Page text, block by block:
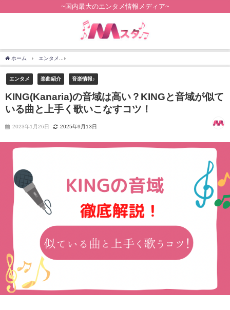
~国内最大のエンタメ情報メディア~
ホーム エンタメ
エンタメ 楽曲紹介 音楽情報♪
KING(Kanaria)の音域は高い？KINGと音域が似て
いる曲と上手く歌いこなすコツ！
2023年1月26日 2025年9月13日